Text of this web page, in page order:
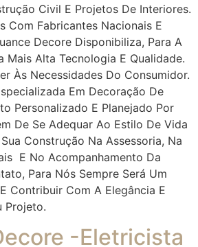
Civil E Projetos De Interiores.
Com Fabricantes Nacionais E
Decore Disponibiliza, Para A
Mais Alta Tecnologia E Qualidade.
Às Necessidades Do Consumidor.
Em Decoração De
Personalizado E Planejado Por
De Se Adequar Ao Estilo De Vida
Construção Na Assessoria, Na
E No Acompanhamento Da
Para Nós Sempre Será Um
Contribuir Com A Elegância E
Projeto.
-Eletricista